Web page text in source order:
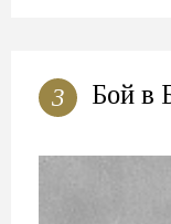
3 Бой в